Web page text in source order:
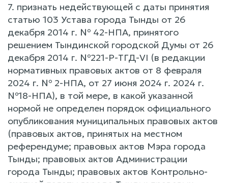
7. признать недействующей с даты принятия
статью 103 Устава города Тынды от 26
декабря 2014 г. № 42-НПА, принятого
решением Тындинской городской Думы от 26
декабря 2014 г. №221-Р-ТГД-VI (в редакции
нормативных правовых актов от 8 февраля
2024 г. № 2-НПА, от 27 июня 2024 г. 2024 г.
№18-НПА), в той мере, в какой указанной
нормой не определен порядок официального
опубликования муниципальных правовых актов
(правовых актов, принятых на местном
референдуме; правовых актов Мэра города
Тынды; правовых актов Администрации
города Тынды; правовых актов Контрольно-